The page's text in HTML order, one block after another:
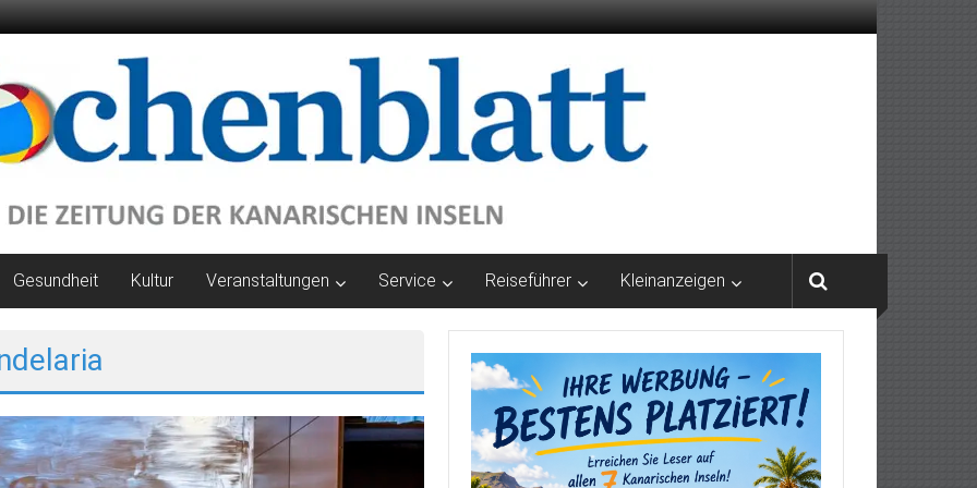
Gesundheit Kultur Veranstaltungen Service Reiseführer Kleinanzeigen